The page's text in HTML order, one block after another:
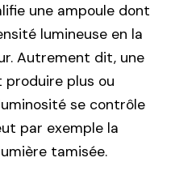
une ampoule dont
lumineuse en la
Autrement dit, une
produire plus ou
se contrôle
par exemple la
tamisée.